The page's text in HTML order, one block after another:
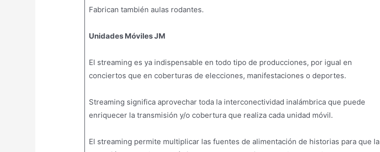
Fabrican también aulas rodantes.
Unidades Móviles JM
El streaming es ya indispensable en todo tipo de producciones, por igual en
conciertos que en coberturas de elecciones, manifestaciones o deportes.
Streaming significa aprovechar toda la interconectividad inalámbrica que puede
enriquecer la transmisión y/o cobertura que realiza cada unidad móvil.
El streaming permite multiplicar las fuentes de alimentación de historias para que la